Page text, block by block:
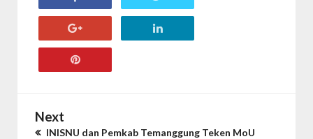
Next
INISNU dan Pemkab Temanggung Teken MoU